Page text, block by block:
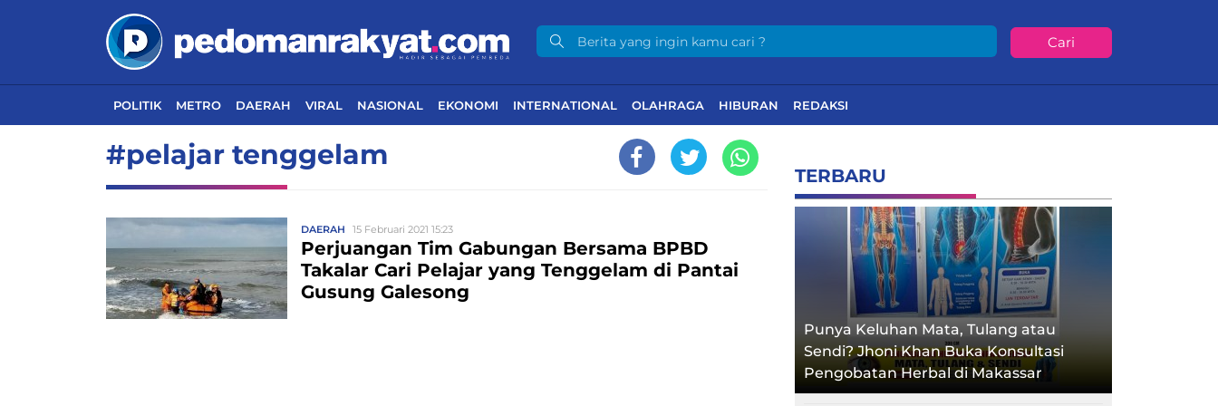
Cari
POLITIK METRO DAERAH VIRAL NASIONAL EKONOMI INTERNATIONAL OLAHRAGA HIBURAN REDAKSI
#pelajar tenggelam
DAERAH 15 Februari 2021 15:23
Perjuangan Tim Gabungan Bersama BPBD
Takalar Cari Pelajar yang Tenggelam di Pantai
Gusung Galesong
TERBARU
Punya Keluhan Mata, Tulang atau
Sendi? Jhoni Khan Buka Konsultasi
Pengobatan Herbal di Makassar